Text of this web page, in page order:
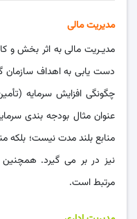
مدیریت مالی
مدیـریت مالی به اثر بخش و
دست ‌یابی به اهداف سازمان
چگونگی افزایش سرمایه
عنوان مثال بودجه بندی
منابع بلند مدت نیست؛ بلکه
نیز در بر می‌ گیرد.
مرتبط است.